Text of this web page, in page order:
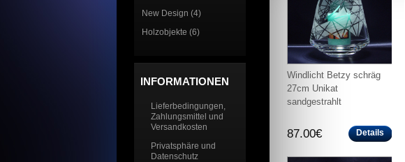
Windlicht Betzy schräg
27cm Unikat
sandgestrahlt
87.00€ Details
New Design (4)
Holzobjekte (6)
INFORMATIONEN
Lieferbedingungen,
Zahlungsmittel und
Versandkosten
Privatsphäre und
Datenschutz